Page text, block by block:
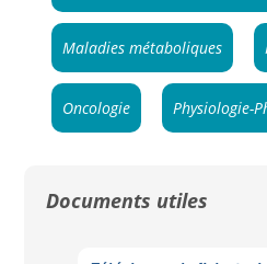
Maladies métaboliques
Oncologie Physiologie-
Documents utiles